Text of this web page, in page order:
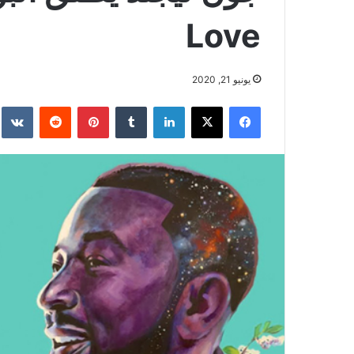
Love
يونيو 21, 2020
فيسبوك ‫X لينكدإن بينتيريست